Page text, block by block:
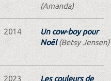
(Amanda)
2014
Un cow-boy pour
Noël(Betsy Jensen)
2023 Les couleurs de